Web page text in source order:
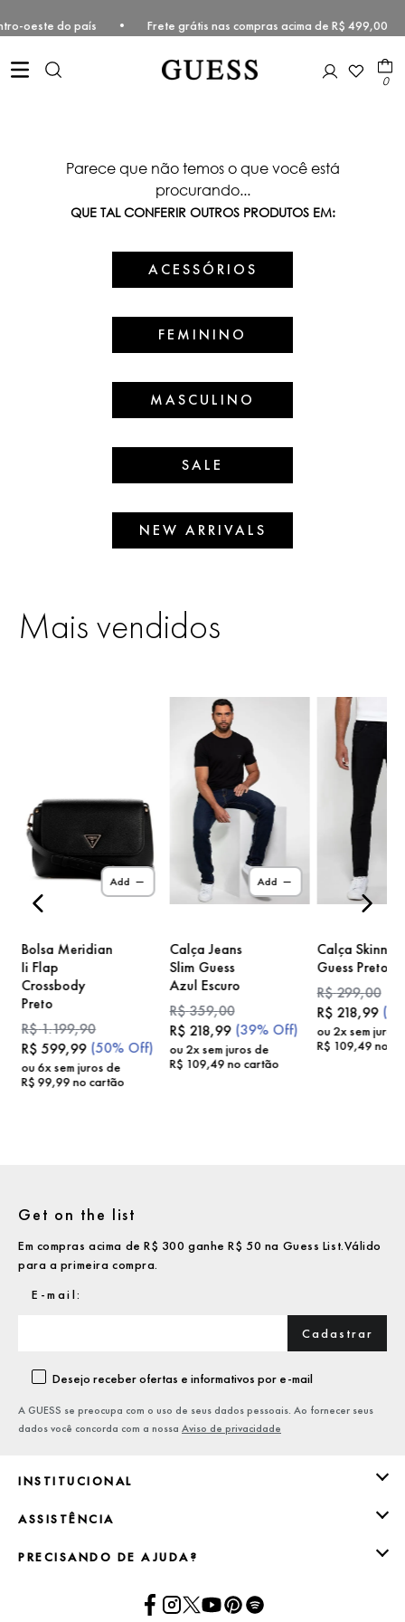
Centro-oeste do país • Frete grátis nas compras acima de R$
0
Parece que não temos o que você está
procurando...
QUE TAL CONFERIR OUTROS PRODUTOS EM:
ACESSÓRIOS
FEMININO
MASCULINO
SALE
NEW ARRIVALS
Mais vendidos
Add
Bolsa Meridian
Ii Flap
Crossbody
Preto
R$1.199,90
R$ 599,99 (50% Off)
ou 6x sem juros de
R$ 99,99no cartão
Add
Calça Jeans
Slim Guess
Azul Escuro
R$359,00
R$ 218,99 (39% Off)
ou2x sem juros de
R$ 109,49no cartão
Calça Skinny
Guess Preto
R$299,00
R$ 218,99 (
ou 2x sem juros
R$ 109,49no
INSTITUCIONAL
ASSISTÊNCIA
PRECISANDO DE AJUDA?
Get on the list
Em compras acima de R$ 300 ganhe R$ 50 na Guess List.Válido
para a primeira compra.
Cadastrar
Desejo receber ofertas e informativos por e-mail
A GUESS se preocupa com o uso de seus dados pessoais. Ao fornecer seus
dados você concorda com a nossa Aviso de privacidade